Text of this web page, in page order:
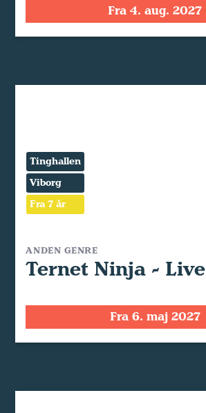
Fra 4. aug. 2027
Tinghallen
Viborg
Fra 7 år
ANDEN GENRE
Ternet Ninja - Live
Fra 6. maj 2027